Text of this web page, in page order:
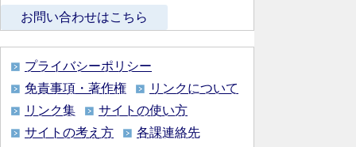
お問い合わせはこちら
プライバシーポリシー
免責事項・著作権
リンクについて
リンク集
サイトの使い方
サイトの考え方
各課連絡先